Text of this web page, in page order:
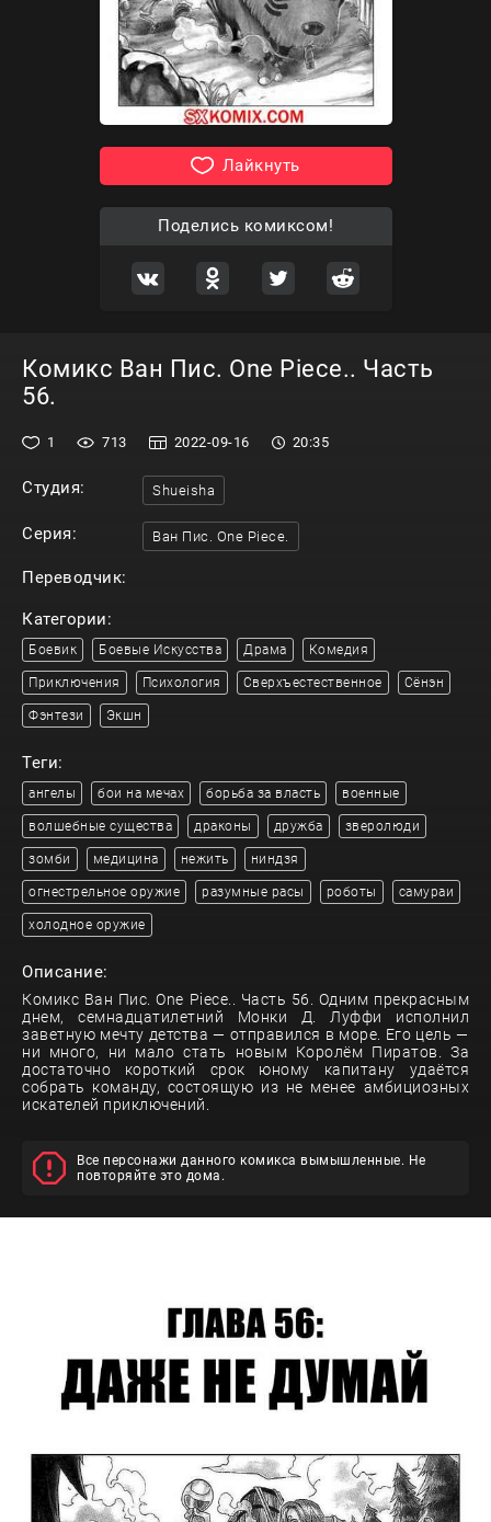
Лайкнуть
Поделись комиксом!
Комикс Ван Пис. One Piece.. Часть
56.
1 713 2022-09-16 20:35
Студия: Shueisha
Серия: Ван Пис. One Piece.
Переводчик:
Категории:
Боевик Боевые Искусства Драма Комедия
Приключения Психология Сверхъестественное Сёнэн
Фэнтези Экшн
Теги:
ангелы бои на мечах борьба за власть военные
волшебные существа драконы дружба зверолюди
зомби медицина нежить ниндзя
огнестрельное оружие разумные расы роботы самураи
холодное оружие
Описание:
Комикс Ван Пис. One Piece.. Часть 56. Одним прекрасным
днем, семнадцатилетний Монки Д. Луффи исполнил
заветную мечту детства — отправился в море. Его цель —
ни много, ни мало стать новым Королём Пиратов. За
достаточно короткий срок юному капитану удаётся
собрать команду, состоящую из не менее амбициозных
искателей приключений.
Все персонажи данного комикса вымышленные. Не
повторяйте это дома.